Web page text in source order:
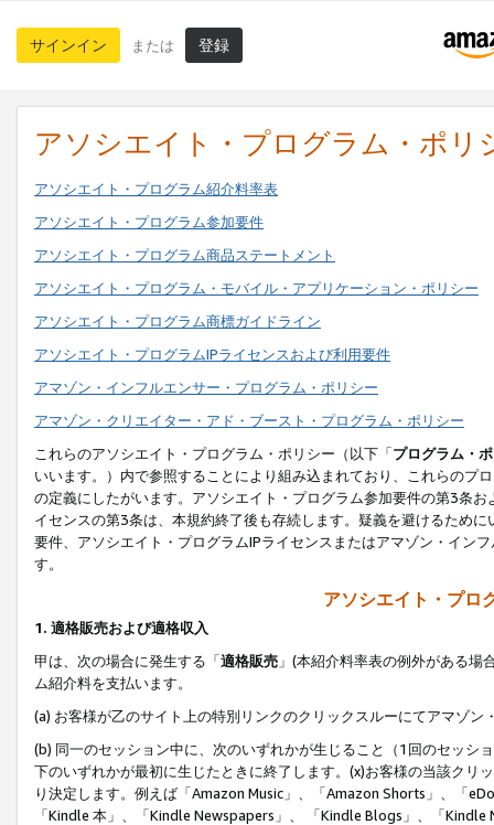
サインイン または 登録
アソシエイト・プログラム・ポリ
アソシエイト・プログラム紹介料率表
アソシエイト・プログラム参加要件
アソシエイト・プログラム商品ステートメント
アソシエイト・プログラム・モバイル・アプリケーション・ポリシー
アソシエイト・プログラム商標ガイドライン
アソシエイト・プログラムIPライセンスおよび利用要件
アマゾン・インフルエンサー・プログラム・ポリシー
アマゾン・クリエイター・アド・ブースト・プログラム・ポリシー
これらのアソシエイト・プログラム・ポリシー（以下「プログラム・
いいます。）内で参照することにより組み込まれており、これらのプ
の定義にしたがいます。アソシエイト・プログラム参加要件の第3条
イセンスの第3条は、本規約終了後も存続します。疑義を避けるため
要件、アソシエイト・プログラムIPライセンスまたはアマゾン・イン
す。
アソシエイト・プロ
1. 適格販売および適格収入
甲は、次の場合に発生する「適格販売 」(本紹介料率表の例外がある
ム紹介料を支払います。
(a) お客様が乙のサイト上の特別リンクのクリックスルーにてアマゾン
(b) 同一のセッション中に、次のいずれかが生じること（1回のセッシ
下のいずれかが最初に生じたときに終了します。(x)お客様の当該ク
り決定します。例えば「Amazon Music」、「Amazon Shorts」、「
「Kindle 本」、「Kindle Newspapers」、 「Kindle Blogs」、「